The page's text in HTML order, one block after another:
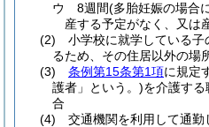
ウ
8週間(多胎妊娠の場合
産する予定がなく、又は
(2)
小学校に就学している
るため、その住居以外の場
(3)
条例第15条第1項に規定
護者」という。)を介護す
合
(4)
交通機関を利用して通